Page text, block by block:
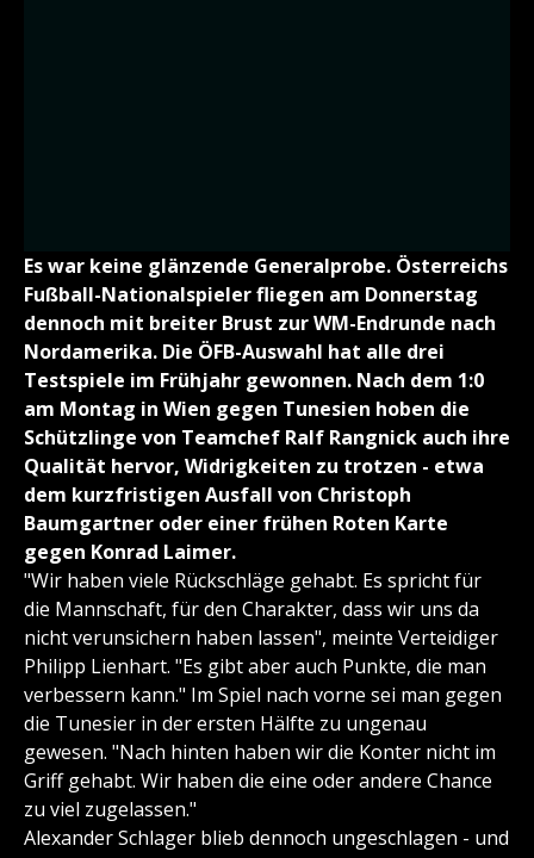
Es war keine glänzende Generalprobe. Österreichs
Fußball-Nationalspieler fliegen am Donnerstag
dennoch mit breiter Brust zur WM-Endrunde nach
Nordamerika. Die ÖFB-Auswahl hat alle drei
Testspiele im Frühjahr gewonnen. Nach dem 1:0
am Montag in Wien gegen Tunesien hoben die
Schützlinge von Teamchef Ralf Rangnick auch ihre
Qualität hervor, Widrigkeiten zu trotzen - etwa
dem kurzfristigen Ausfall von Christoph
Baumgartner oder einer frühen Roten Karte
gegen Konrad Laimer.
"Wir haben viele Rückschläge gehabt. Es spricht für
die Mannschaft, für den Charakter, dass wir uns da
nicht verunsichern haben lassen", meinte Verteidiger
Philipp Lienhart. "Es gibt aber auch Punkte, die man
verbessern kann." Im Spiel nach vorne sei man gegen
die Tunesier in der ersten Hälfte zu ungenau
gewesen. "Nach hinten haben wir die Konter nicht im
Griff gehabt. Wir haben die eine oder andere Chance
zu viel zugelassen."
Alexander Schlager blieb dennoch ungeschlagen - und